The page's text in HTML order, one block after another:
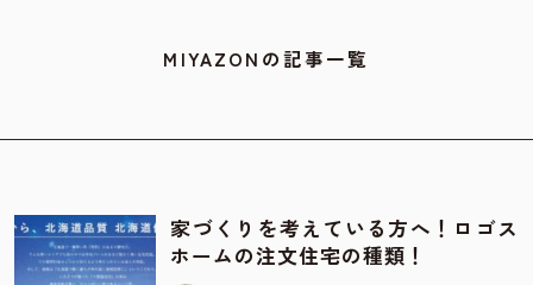
MIYAZONの記事一覧
家づくりを考えている方へ！ロゴス
ホームの注文住宅の種類！